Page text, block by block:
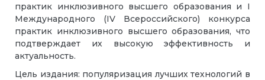
практик инклюзивного высшего образования и I
Международного (IV Всероссийского) конкурса
практик инклюзивного высшего образования, что
подтверждает их высокую эффективность и
актуальность.
Цель издания: популяризация лучших технологий в